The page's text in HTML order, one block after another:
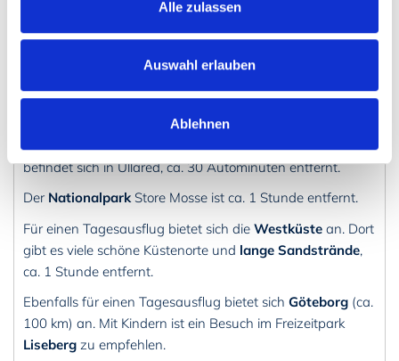
Alle zulassen
Auswahl erlauben
Ablehnen
Sandstrandgibt es neben dem Campingplatz am See
Kalvsjön, ca. 1 Kilometer entfernt.
Im See kann auchgeangeltwerden. Der See beherbergt
Zander, Hecht, Barsch und Aal.
Das berühmte und größteKaufhausEuropas "Gekås"
befindet sich in Ullared, ca. 30 Autominuten entfernt.
Der NationalparkStore Mosse ist ca. 1 Stunde entfernt.
Für einen Tagesausflug bietet sich die Westküste an. Dort
gibt es viele schöne Küstenorte und lange Sandstrände,
ca. 1 Stunde entfernt.
Ebenfalls für einen Tagesausflug bietet sich Göteborg (ca.
100 km) an. Mit Kindern ist ein Besuch im Freizeitpark
Liseberg zu empfehlen.